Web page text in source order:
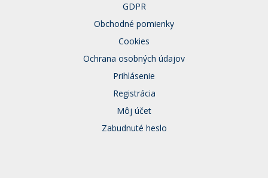
GDPR
Obchodné pomienky
Cookies
Ochrana osobných údajov
Prihlásenie
Registrácia
Môj účet
Zabudnuté heslo